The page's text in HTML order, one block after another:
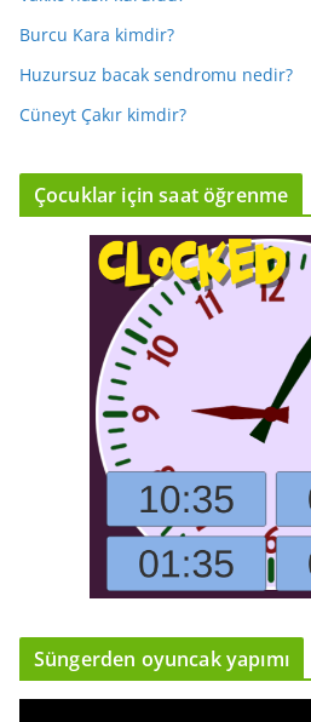
Burcu Kara kimdir?
Huzursuz bacak sendromu nedir?
Cüneyt Çakır kimdir?
Çocuklar için saat öğrenme
Süngerden oyuncak yapımı